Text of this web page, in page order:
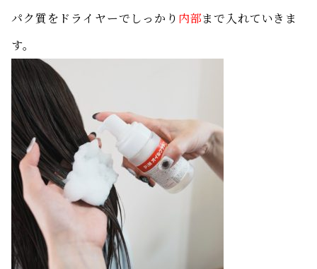
パク質をドライヤーでしっかり 内部まで入れていきま
す。